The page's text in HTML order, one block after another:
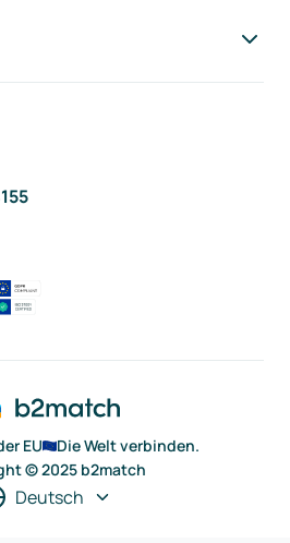
EU
Die Welt verbinden.
© 2025 b2match
Deutsch